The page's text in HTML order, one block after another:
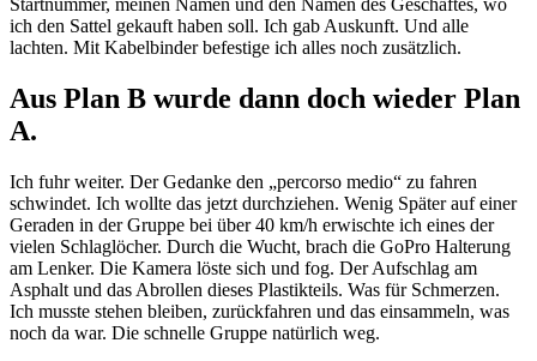
ich den Sattel gekauft haben soll. Ich gab Auskunft. Und alle
lachten. Mit Kabelbinder befestige ich alles noch zusätzlich.
Aus Plan B wurde dann doch wieder Plan
A.
Ich fuhr weiter. Der Gedanke den „percorso medio“ zu fahren
schwindet. Ich wollte das jetzt durchziehen. Wenig Später auf einer
Geraden in der Gruppe bei über 40 km/h erwischte ich eines der
vielen Schlaglöcher. Durch die Wucht, brach die GoPro Halterung
am Lenker. Die Kamera löste sich und fog. Der Aufschlag am
Asphalt und das Abrollen dieses Plastikteils. Was für Schmerzen.
Ich musste stehen bleiben, zurückfahren und das einsammeln, was
noch da war. Die schnelle Gruppe natürlich weg.